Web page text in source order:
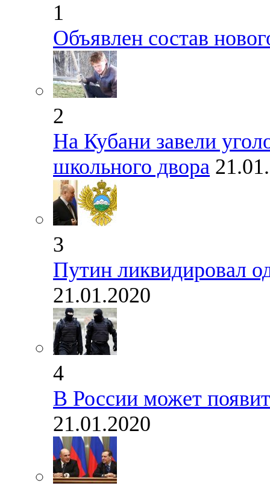
1
Объявлен состав
2
На Кубани завели
школьного двора
3
Путин ликвидировал
21.01.2020
4
В России может
21.01.2020